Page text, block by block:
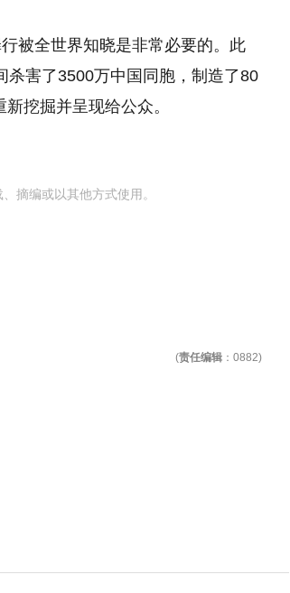
被全世界知晓是非常必要的。此
杀害了3500万中国同胞，制造了80
挖掘并呈现给公众。
摘编或以其他方式使用。
(责任编辑 ：0882)